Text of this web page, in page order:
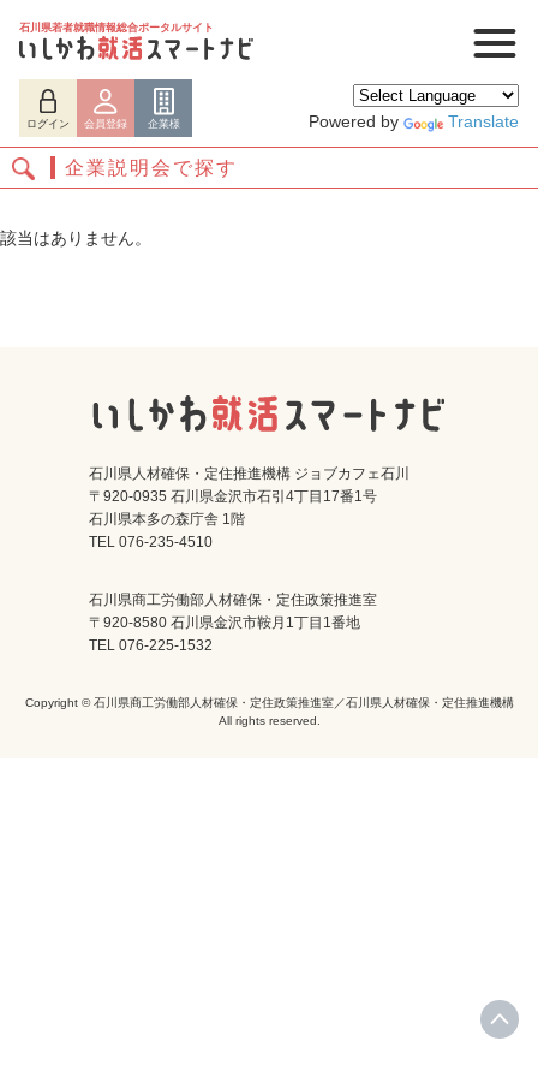
石川県若者就職情報総合ポータルサイト
ログイン 会員登録 企業様 Powered by Translate
ログイン 会員登録
企業説明会で探す
該当はありません。
石川県人材確保・定住推進機構 ジョブカフェ石川
〒920-0935 石川県金沢市石引4丁目17番1号
石川県本多の森庁舎 1階
TEL 076-235-4510
石川県商工労働部人材確保・定住政策推進室
〒920-8580 石川県金沢市鞍月1丁目1番地
TEL 076-225-1532
Copyright © 石川県商工労働部人材確保・定住政策推進室／石川県人材確保・定住推進機構
All rights reserved.